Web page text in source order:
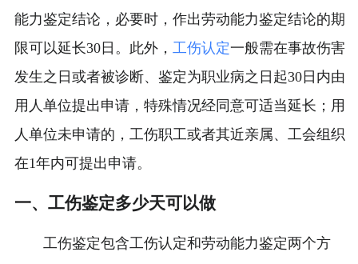
能力鉴定结论，必要时，作出劳动能力鉴定结论的期
限可以延长30日。此外， 工伤认定一般需在事故伤害
发生之日或者被诊断、鉴定为职业病之日起30日内由
用人单位提出申请，特殊情况经同意可适当延长；用
人单位未申请的，工伤职工或者其近亲属、工会组织
在1年内可提出申请。
一、工伤鉴定多少天可以做
工伤鉴定包含工伤认定和劳动能力鉴定两个方